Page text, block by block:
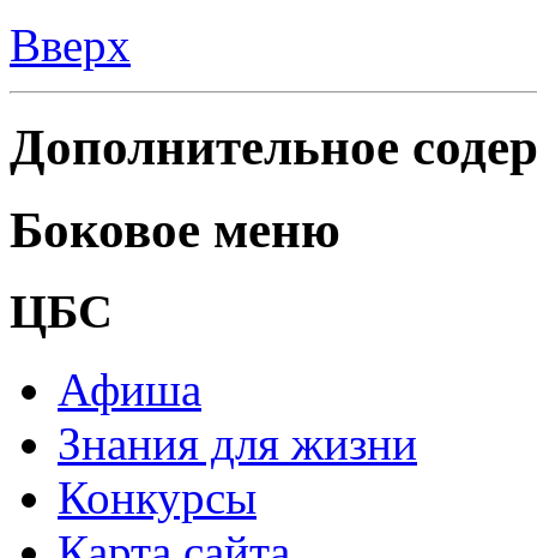
Вверх
Дополнительное
Боковое меню
ЦБС
Афиша
Знания для жизни
Конкурсы